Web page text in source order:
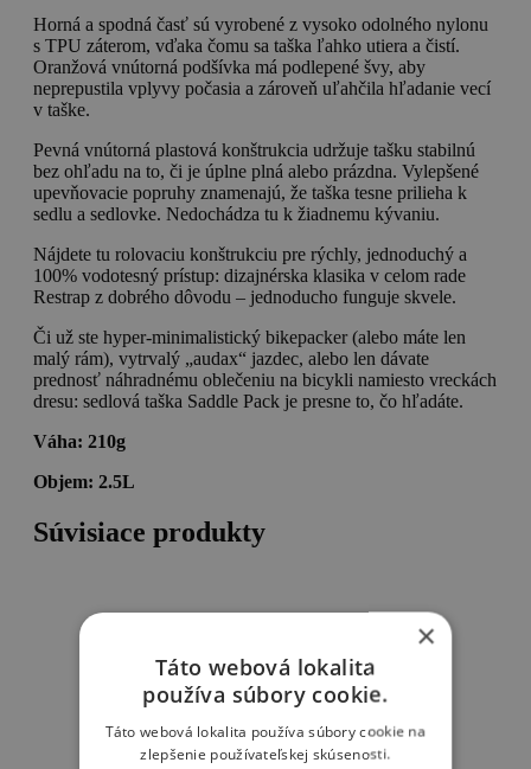
Horná a spodná časť sú vyrobené z vysoko odolného nylonu
s TPU záterom, vďaka čomu sa taška ľahko utiera a čistí.
Oranžová vnútorná podšívka má podlepené švy, aby
neprepustila vplyvy počasia a zároveň uľahčila hľadanie vecí
v taške.
Pevná vnútorná plastová konštrukcia udržuje tašku stabilnú
bez ohľadu na to, či je úplne plná alebo prázdna. Vylepšené
upevňovacie popruhy znamenajú, že taška tesne prilieha k
sedlu a sedlovke. Nedochádza tu k žiadnemu kývaniu.
Nájdete tu rolovaciu konštrukciu pre rýchly, jednoduchý a
100% vodotesný prístup: dizajnérska klasika v celom rade
Restrap z dobrého dôvodu – jednoducho funguje skvele.
Či už ste hyper-minimalistický bikepacker (alebo máte len
malý rám), vytrvalý „audax“ jazdec, alebo len dávate
prednosť náhradnému oblečeniu na bicykli namiesto vreckách
dresu: sedlová taška Saddle Pack je presne to, čo hľadáte.
Váha: 210g
Objem: 2.5L
Súvisiace produkty
×
Táto webová lokalita
používa súbory cookie.
Táto webová lokalita používa súbory cookie na
zlepšenie používateľskej skúsenosti.